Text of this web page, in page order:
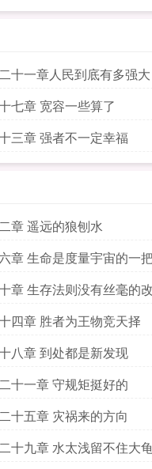
十一章人民到底有多强大
七章 宽容一些算了
三章 强者不一定幸福
章 遥远的狼刨水
章 生命是度量宇宙的一
章 生存法则没有丝毫的
四章 胜者为王物竞天择
八章 到处都是新发现
十一章 守规矩挺好的
十五章 灾祸来的方向
十九章 水太浅留不住大